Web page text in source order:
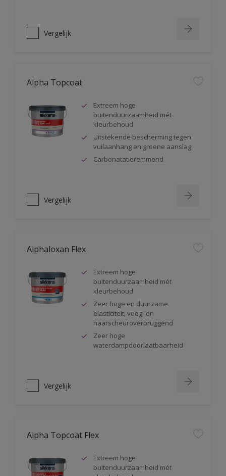
Vergelijk
Alpha Topcoat
Extreem hoge
buitenduurzaamheid mét
kleurbehoud
Uitstekende bescherming tegen
vuilaanhang en groene aanslag
Carbonatatieremmend
Vergelijk
Alphaloxan Flex
Extreem hoge
buitenduurzaamheid mét
kleurbehoud
Zeer hoge en duurzame
elasticiteit, voeg- en
haarscheuroverbruggend
Zeer hoge
waterdampdoorlaatbaarheid
Vergelijk
Alpha Topcoat Flex
Extreem hoge
buitenduurzaamheid mét